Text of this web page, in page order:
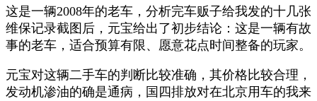
这是一辆2008年的老车，分析完车贩子给我发的十几张
维保记录截图后，元宝给出了初步结论：这是一辆有故
事的老车，适合预算有限、愿意花点时间整备的玩家。
元宝对这辆二手车的判断比较准确，其价格比较合理，
发动机渗油的确是通病，国四排放对在北京用车的我来